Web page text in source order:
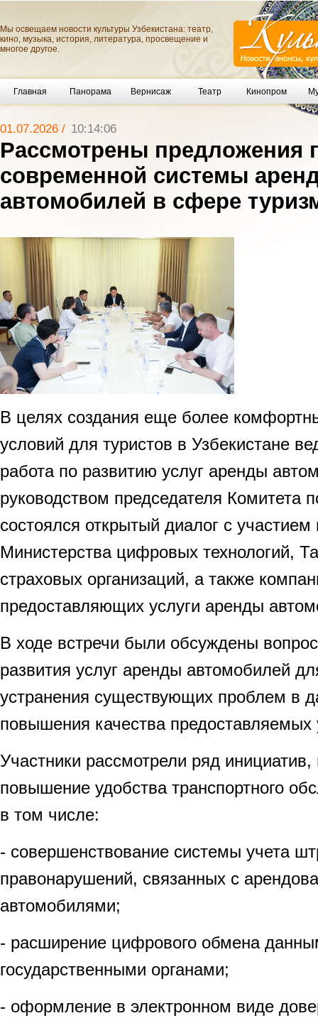
Мы освещаем новости культуры Узбекистана: театр,
кино, музыка, история, литература, просвещение и
многое другое.
Главная Панорама Вернисаж Театр Кинопром
01.07.2026 / 10:14:06
Рассмотрены предложения
современной системы
автомобилей в сфере
В целях создания еще более
условий для туристов в Узбекистане
работа по развитию услуг аренды
руководством председателя Комитета
состоялся открытый диалог с участием
Министерства цифровых технологий,
страховых организаций, а также
предоставляющих услуги аренды
В ходе встречи были обсуждены
развития услуг аренды автомобилей
устранения существующих проблем в
повышения качества предоставляемых
Участники рассмотрели ряд
повышение удобства транспортного
в том числе:
- совершенствование системы учета
правонарушений, связанных с
автомобилями;
- расширение цифрового обмена
государственными органами;
- оформление в электронном виде